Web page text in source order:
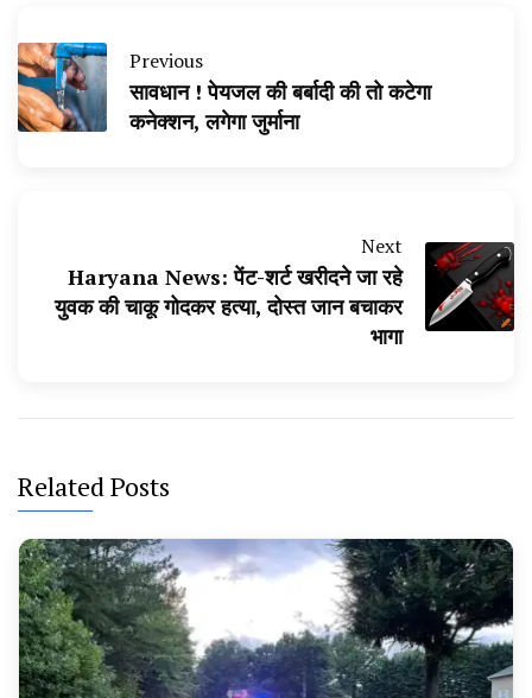
Previous
सावधान ! पेयजल की बर्बादी की तो कटेगा
कनेक्शन, लगेगा जुर्माना
Next
Haryana News: पेंट-शर्ट खरीदने जा रहे
युवक की चाकू गोदकर हत्या, दोस्त जान बचाकर
भागा
Related Posts